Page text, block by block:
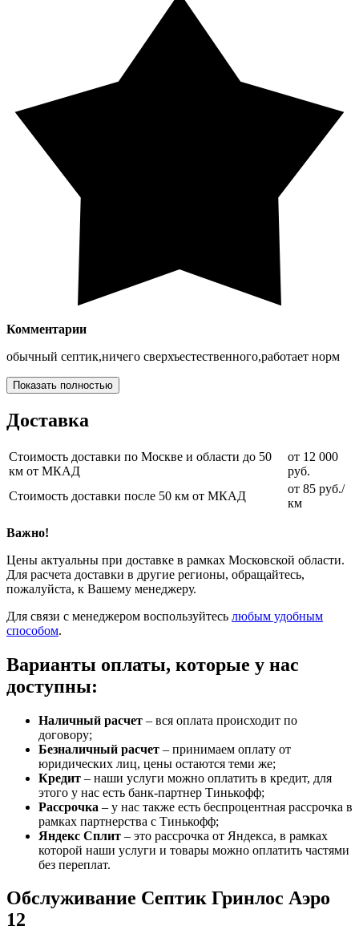
Комментарии
обычный септик,ничего сверхъестественного,работает норм
Показать полностью
Доставка
Стоимость доставки по Москве и области до 50
км от МКАД
от 12 000
руб.
Стоимость доставки после 50 км от МКАД
от 85 руб./
км
Важно!
Цены актуальны при доставке в рамках Московской области.
Для расчета доставки в другие регионы, обращайтесь,
пожалуйста, к Вашему менеджеру.
Для связи с менеджером воспользуйтесь любым удобным
способом.
Варианты оплаты, которые у нас
доступны:
Наличный расчет – вся оплата происходит по
договору;
Безналичный расчет – принимаем оплату от
юридических лиц, цены остаются теми же;
Кредит – наши услуги можно оплатить в кредит, для
этого у нас есть банк-партнер Тинькофф;
Рассрочка – у нас также есть беспроцентная рассрочка в
рамках партнерства с Тинькофф;
Яндекс Сплит – это рассрочка от Яндекса, в рамках
которой наши услуги и товары можно оплатить частями
без переплат.
Обслуживание Септик Гринлос Аэро
12